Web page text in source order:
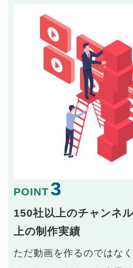
POINT 3
150社以上のチャンネ
上の制作実績
ただ動画を作るのではな